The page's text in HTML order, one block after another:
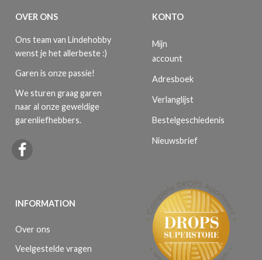
OVER ONS
Ons team van Lindehobby
wenst je het allerbeste :)
Garen is onze passie!
We sturen graag garen
naar al onze geweldige
garenliefhebbers.
INFORMATION
Over ons
Veelgestelde vragen
KONTO
Mijn
account
Adresboek
Verlanglijst
Bestelgeschiedenis
Nieuwsbrief